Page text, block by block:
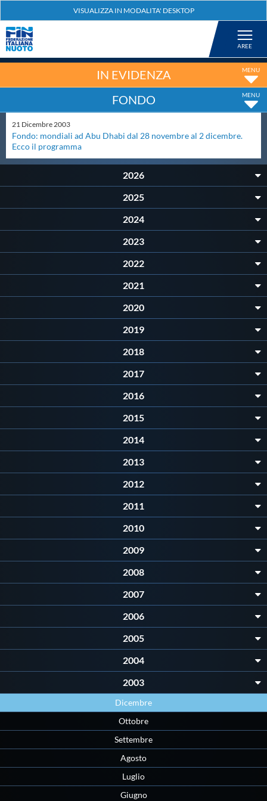
Nuoto
Tuffi
Salvamento
GUG
Centri Federali
Qualità
Cookie Policy
Archivio News
Flash News
IN EVIDENZA
FONDO
21 Dicembre2003
Fondo: mondiali ad Abu Dhabi dal 28 novembre al 2 dicembre.
Ecco il programma
2026
2025
2024
2023
2022
2021
2020
2019
2018
2017
2016
2015
2014
2013
2012
2011
2010
2009
2008
2007
2006
2005
2004
2003
Dicembre
Ottobre
Settembre
Agosto
Luglio
Giugno